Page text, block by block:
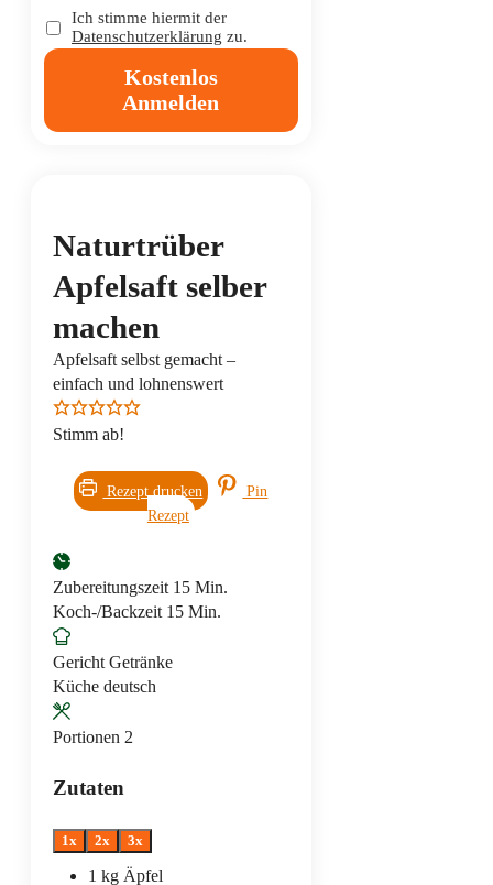
Ich stimme hiermit der
Datenschutzerklärung zu.
Kostenlos
Anmelden
Naturtrüber
Apfelsaft selber
machen
Apfelsaft selbst gemacht –
einfach und lohnenswert
Stimm ab!
Rezept drucken
Pin
Rezept
Zubereitungszeit 15Minuten
Min.
Koch-/Backzeit 15Minuten
Min.
Gericht Getränke
Küche deutsch
Portionen 2
Zutaten
1x 2x 3x
1 kg Äpfel